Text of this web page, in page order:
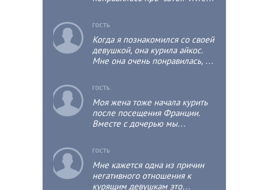
c ГОСТЬ
Когда я познакомился со своей
девушкой, она курила айкос.
Мне она очень понравилась, я
терпеть айкос. Поэтому
компромиссом был переход на
тонкие сигареты. Да и курить
стала элегантнее, что мне
француженек смотрю с
удовольствием. Курение
сигарет это сексуально, как и
кожаная одежда. Особенно
c ГОСТЬ
Моя жена тоже начала курить
после посещения Франции.
Вместе с дочерью мы
замечали как все вокруг курят.
Курят женщины любого
возраста. К моей жене один
раз даже подошли две
c ГОСТЬ
Мне кажется одна из причин
негативного отношения к
курящим девушкам это